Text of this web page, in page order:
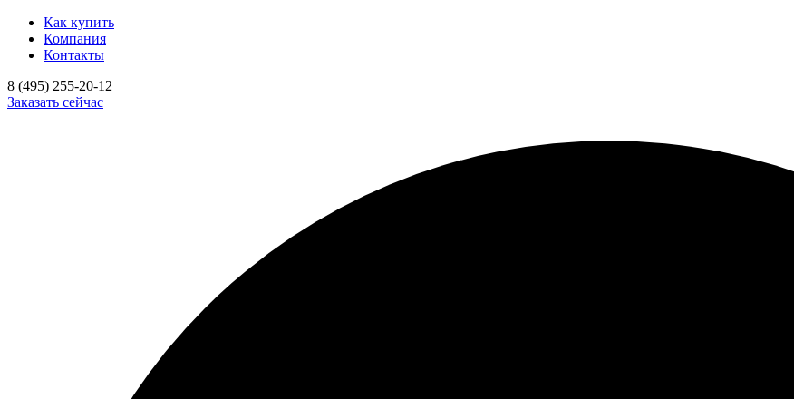
Как купить
Компания
Контакты
8 (495) 255-20-12
Заказать сейчас